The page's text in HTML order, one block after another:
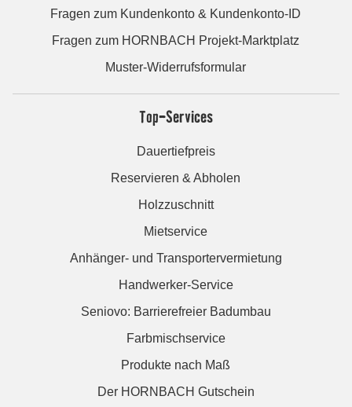
Fragen zum Kundenkonto & Kundenkonto-ID
Fragen zum HORNBACH Projekt-Marktplatz
Muster-Widerrufsformular
Top-Services
Dauertiefpreis
Reservieren & Abholen
Holzzuschnitt
Mietservice
Anhänger- und Transportervermietung
Handwerker-Service
Seniovo: Barrierefreier Badumbau
Farbmischservice
Produkte nach Maß
Der HORNBACH Gutschein